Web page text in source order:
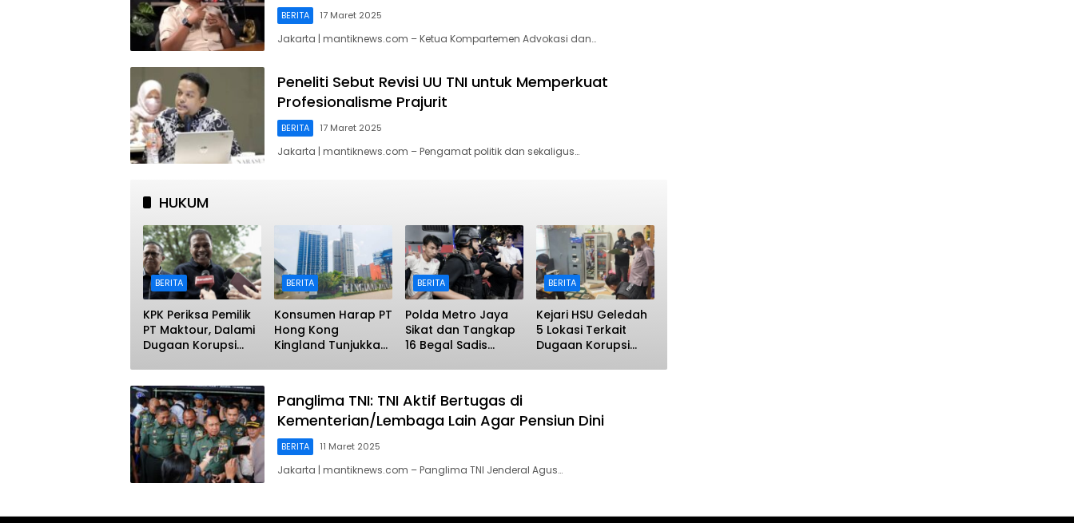
BERITA 17 Maret 2025
Jakarta | mantiknews.com – Ketua Kompartemen Advokasi dan…
Peneliti Sebut Revisi UU TNI untuk Memperkuat
Profesionalisme Prajurit
BERITA 17 Maret 2025
Jakarta | mantiknews.com – Pengamat politik dan sekaligus…
HUKUM
BERITA
KPK Periksa Pemilik
PT Maktour, Dalami
Dugaan Korupsi
BERITA
Konsumen Harap PT
Hong Kong
Kingland Tunjukkan
Pengembalian Dana
Apartemen
BERITA
Polda Metro Jaya
Sikat dan Tangkap
16 Begal Sadis
BERITA
Kejari HSU Geledah
5 Lokasi Terkait
Dugaan Korupsi
Panglima TNI: TNI Aktif Bertugas di
Kementerian/Lembaga Lain Agar Pensiun Dini
BERITA 11 Maret 2025
Jakarta | mantiknews.com – Panglima TNI Jenderal Agus…